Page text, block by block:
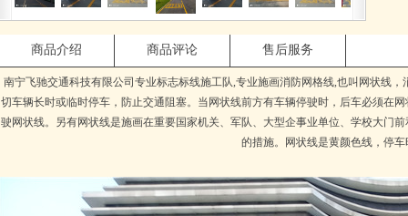
商品介绍 商品评论 售后服务
南宁飞驰交通科技有限公司专业标志标线施工队,专业施画消防网格线,也叫网状线
切车辆长时或临时停车，防止交通阻塞。当网状线前方有车辆停驶时，后车必须在
驶网状线。另有网状线是施画在重要国家机关、军队、大型企事业单位、学校大门
的措施。网状线是黄颜色线，停车